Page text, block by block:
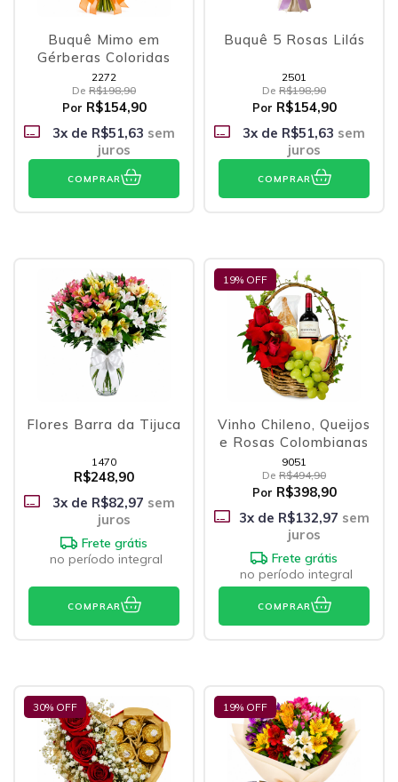
Buquê Mimo em
Gérberas Coloridas
2272
De R$198,90
Por R$154,90
3x de R$51,63 sem
juros
COMPRAR
Buquê 5 Rosas Lilás
2501
De R$198,90
Por R$154,90
3x de R$51,63 sem
juros
COMPRAR
Flores Barra da Tijuca
1470
R$248,90
3x de R$82,97 sem
juros
Frete grátis
no período integral
COMPRAR
19% OFF
Vinho Chileno, Queijos
e Rosas Colombianas
9051
De R$494,90
Por R$398,90
3x de R$132,97 sem
juros
Frete grátis
no período integral
COMPRAR
30% OFF 19% OFF